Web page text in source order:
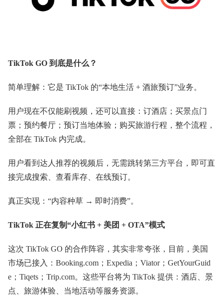
TikTok GO 到底是什么？
简单理解：它是 TikTok 的“本地生活 + 酒旅预订”业务。
用户现在不仅能刷视频，还可以直接：订酒店；买景点门
票；预约餐厅；预订当地体验；购买旅游行程，整个流程，
全部在 TikTok 内完成。
用户看到达人推荐的视频后，无需跳转第三方平台，即可直
接完成搜索、查看库存、在线预订。
真正实现：“内容种草 → 即时消费”。
TikTok 正在复制“小红书 + 美团 + OTA”模式
这次 TikTok GO 的合作阵容，其实非常夸张，目前，美国
市场已接入：Booking.com；Expedia；Viator；GetYourGuid
e；Tiqets；Trip.com。这些平台将为 TikTok 提供：酒店、景
点、旅游体验、当地活动等服务资源。